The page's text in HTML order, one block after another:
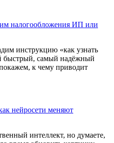
налогообложения ИП или
инструкцию «как узнать
быстрый, самый надёжный
к чему приводит
нейросети меняют
интеллект, но думаете,